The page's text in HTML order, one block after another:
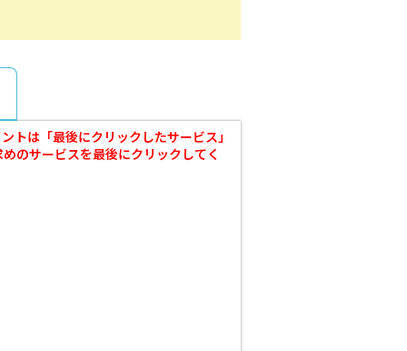
トは「最後にクリックしたサービス」
のサービスを最後にクリックしてく